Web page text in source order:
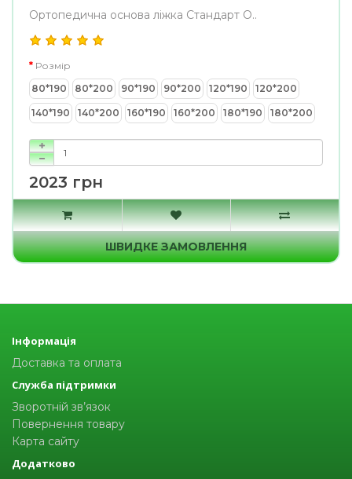
Ортопедична основа ліжка Стандарт O..
Розмір
80*190
80*200 90*190 90*200 120*190 120*200
140*190 140*200 160*190 160*200 180*190 180*200
2023 грн
ШВИДКЕ ЗАМОВЛЕННЯ
Інформація
Доставка та оплата
Служба підтримки
Зворотній зв’язок
Повернення товару
Карта сайту
Додатково